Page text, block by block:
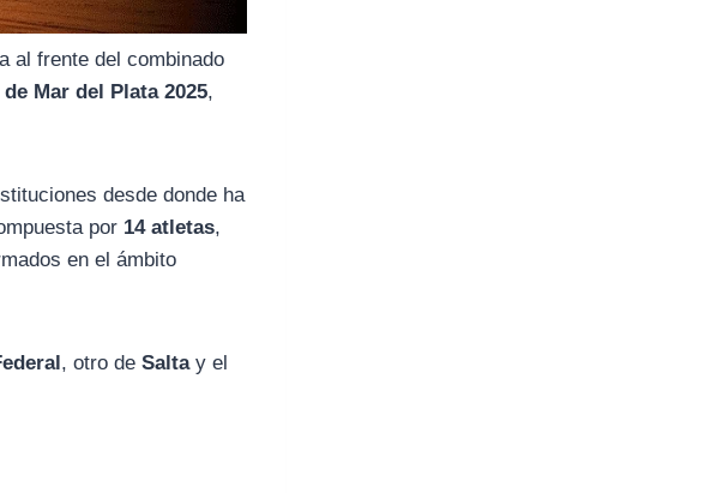
al frente del combinado
Mar del Plata 2025,
desde donde ha
por 14 atletas,
en el ámbito
, otro deSaltay el